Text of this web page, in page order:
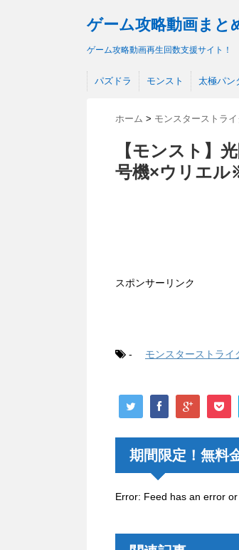
ゲーム攻略動画まと
ゲーム攻略動画再生回数支援サイト！
パズドラ モンスト 太極パン
ホーム > モンスターストライ
【モンスト】
号機×ウリエル
スポンサーリンク
- モンスターストライ
期間限定！無料
Error: Feed has an error